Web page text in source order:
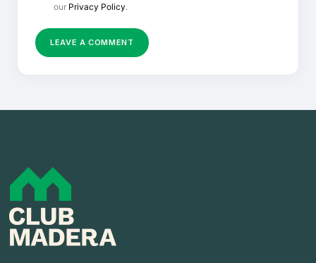
our Privacy Policy.